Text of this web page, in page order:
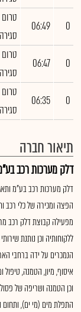
0
06:49
טרום
סגירה
0
06:47
טרום
סגירה
0
06:35
טרום
סגירה
תיאור חברה
דלק מערכות רכב
דלק מערכות רכב בע"מ
מפעילה קבוצת דלק רכב
ללקוחותיה וכן נותנת
הנמכרים על ידה ברחבי
איסוף, מיון, הטמנה,
וכן הטמנה ושריפה של
התפלת מים (מי ים),